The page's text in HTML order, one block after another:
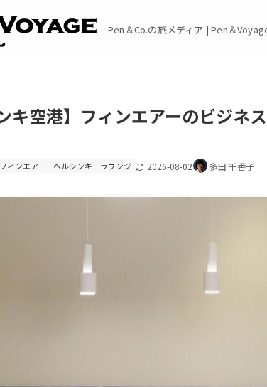
Pen＆Co.の旅メディア | Pen＆
キ空港】フィンエアーのビジネ
フィンエアー ヘルシンキ ラウンジ 2026-08-02 多田 千香子